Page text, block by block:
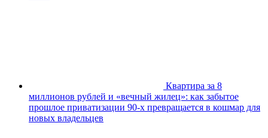
Квартира за 8
миллионов рублей и «вечный жилец»: как забытое
прошлое приватизации 90-х превращается в кошмар для
новых владельцев